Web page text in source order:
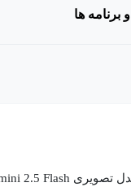
برنامه ها